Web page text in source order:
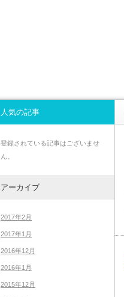
人気の記事
登録されている記事はございませ
ん。
アーカイブ
2017年2月
2017年1月
2016年12月
2016年1月
2015年12月